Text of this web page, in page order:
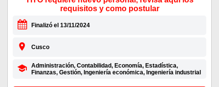
requisitos y como postular
Finalizó el 13/11/2024
Cusco
Administración, Contabilidad, Economía, Estadística,
Finanzas, Gestión, Ingeniería económica, Ingeniería industrial